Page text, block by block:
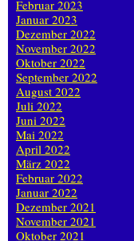
Februar 2023
Januar 2023
Dezember 2022
November 2022
Oktober 2022
September 2022
August 2022
Juli 2022
Juni 2022
Mai 2022
April 2022
März 2022
Februar 2022
Januar 2022
Dezember 2021
November 2021
Oktober 2021